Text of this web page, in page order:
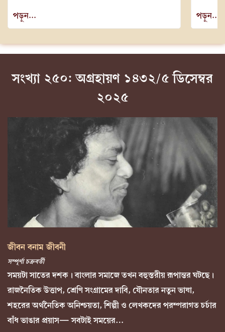
পড়ুন... পড়ুন...
সংখ্যা ২৫০: অগ্রহায়ণ ১৪৩২/৫ ডিসেম্বর
২০২৫
জীবন বনাম জীবনী
সম্পূর্ণা চক্রবর্তী
সময়টা সাতের দশক। বাংলার সমাজে তখন বহুস্তরীয় রূপান্তর ঘটছে।
রাজনৈতিক উত্তাপ, শ্রেণি সংগ্রামের দাবি, যৌনতার নতুন ভাষা,
শহরের অর্থনৈতিক অনিশ্চয়তা, শিল্পী ও লেখকদের পরম্পরাগত চর্চার
বাঁধ ভাঙার প্রয়াস— সবটাই সময়ের…